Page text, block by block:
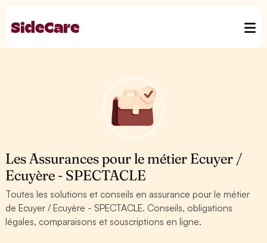
Les Assurances pour le métier Ecuyer /
Ecuyère - SPECTACLE
Toutes les solutions et conseils en assurance pour le métier
de Ecuyer / Ecuyère - SPECTACLE. Conseils, obligations
légales, comparaisons et souscriptions en ligne.